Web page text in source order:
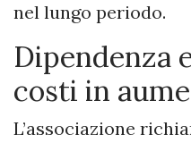
nel lungo periodo.
Dipendenza
costi in
L’associazione